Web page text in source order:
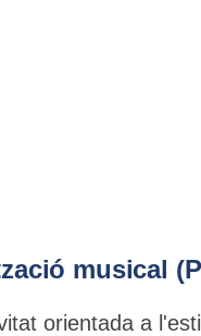
musical
orientada a